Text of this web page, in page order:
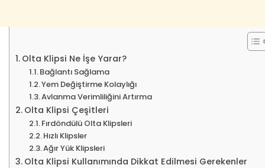
Olta Klipsi Ne İşe Yarar?
Bağlantı Sağlama
Yem Değiştirme Kolaylığı
Avlanma Verimliliğini Artırma
Olta Klipsi Çeşitleri
Fırdöndülü Olta Klipsleri
Hızlı Klipsler
Ağır Yük Klipsleri
Olta Klipsi Kullanımında Dikkat Edilmesi Gerekenler